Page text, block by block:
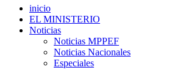
inicio
EL MINISTERIO
Noticias
Noticias MPPEF
Noticias Nacionales
Especiales